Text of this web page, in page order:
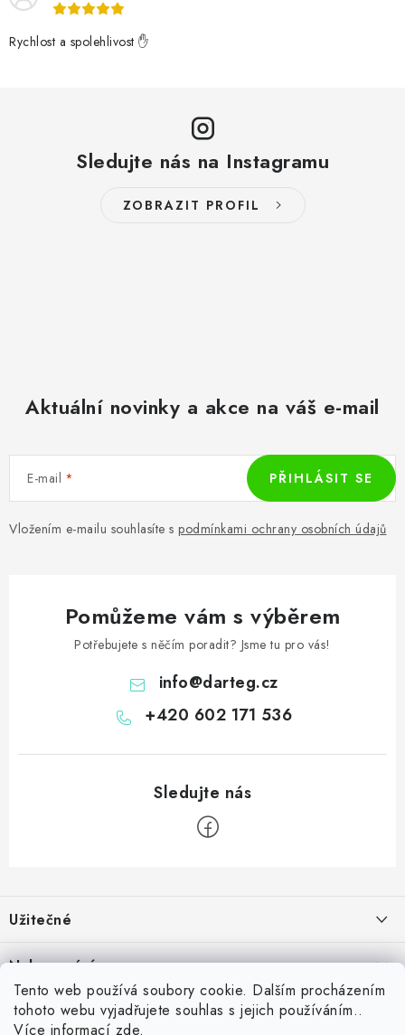
Tento web používá soubory cookie. Dalším procházením
tohoto webu vyjadřujete souhlas s jejich používáním..
Více informací zde.
Rychlost a spolehlivost ✋
Sledujte nás na Instagramu
ZOBRAZIT PROFIL
Aktuální novinky a akce na váš e-mail
E-mail
Vložením e-mailu souhlasíte s podmínkami ochrany osobních údajů
PŘIHLÁSIT SE
Pomůžeme vám s výběrem
Potřebujete s něčím poradit? Jsme tu pro vás!
info@darteg.cz
+420 602 171 536
p
a
Užitečné
Kontakt
Věrnostní program
Inspirujte se zákazníky
Nakupování
Jak nakupovat
Blog